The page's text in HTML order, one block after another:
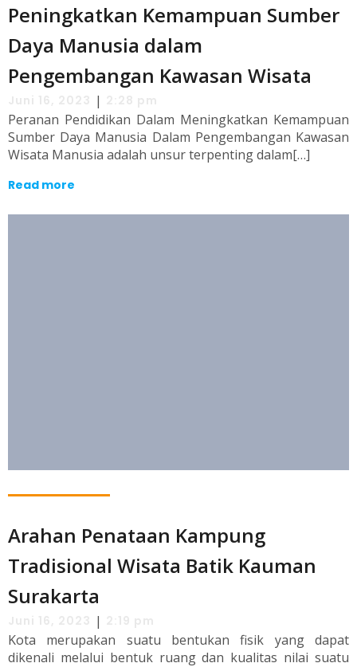
Peningkatkan Kemampuan Sumber
Daya Manusia dalam
Pengembangan Kawasan Wisata
|
Peranan Pendidikan Dalam Meningkatkan Kemampuan
Sumber Daya Manusia Dalam Pengembangan Kawasan
Wisata Manusia adalah unsur terpenting dalam[…]
Read more
Arahan Penataan Kampung
Tradisional Wisata Batik Kauman
Surakarta
|
Kota merupakan suatu bentukan fisik yang dapat
dikenali melalui bentuk ruang dan kualitas nilai suatu